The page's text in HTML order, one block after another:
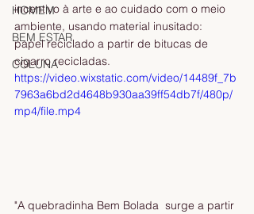
HOMEM
BEM ESTAR
COLUNA
incentivo à arte e ao cuidado com o meio
ambiente, usando material inusitado:
papel reciclado a partir de bitucas de
cigarro recicladas.
https://video.wixstatic.com/video/14489f_7b
7963a6bd2d4648b930aa39ff54db7f/480p/
mp4/file.mp4
"A quebradinha Bem Bolada  surge a partir